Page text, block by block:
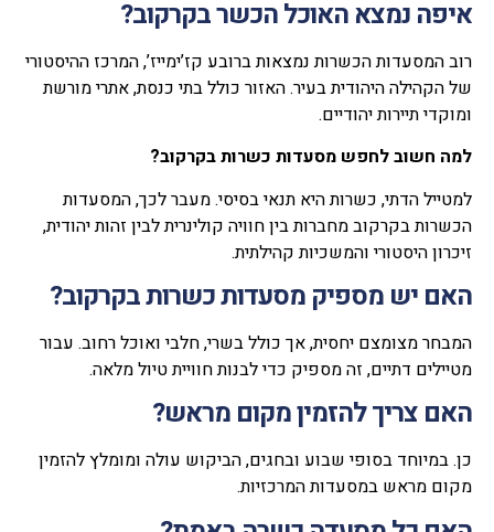
איפה נמצא האוכל הכשר בקרקוב?
רוב המסעדות הכשרות נמצאות ברובע קז’ימייז’, המרכז ההיסטורי
של הקהילה היהודית בעיר. האזור כולל בתי כנסת, אתרי מורשת
ומוקדי תיירות יהודיים.
למה חשוב לחפש מסעדות כשרות בקרקוב?
למטייל הדתי, כשרות היא תנאי בסיסי. מעבר לכך, המסעדות
הכשרות בקרקוב מחברות בין חוויה קולינרית לבין זהות יהודית,
זיכרון היסטורי והמשכיות קהילתית.
האם יש מספיק מסעדות כשרות בקרקוב?
המבחר מצומצם יחסית, אך כולל בשרי, חלבי ואוכל רחוב. עבור
מטיילים דתיים, זה מספיק כדי לבנות חוויית טיול מלאה.
האם צריך להזמין מקום מראש?
כן. במיוחד בסופי שבוע ובחגים, הביקוש עולה ומומלץ להזמין
מקום מראש במסעדות המרכזיות.